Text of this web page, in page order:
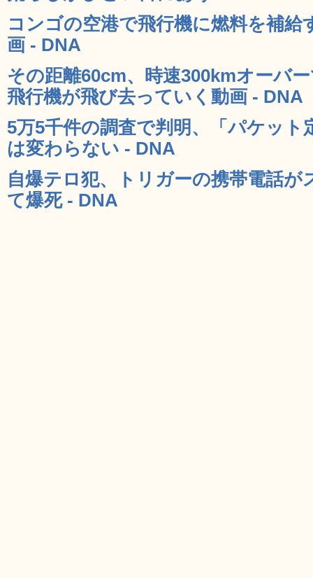
コンゴの空港で飛行機に燃料を補
画 - DNA
その距離60cm、時速300kmオーバ
飛行機が飛び去っていく動画 - DNA
5万5千件の調査で判明、「パケット
は変わらない - DNA
自爆テロ犯、トリガーの携帯電話が
て爆死 - DNA